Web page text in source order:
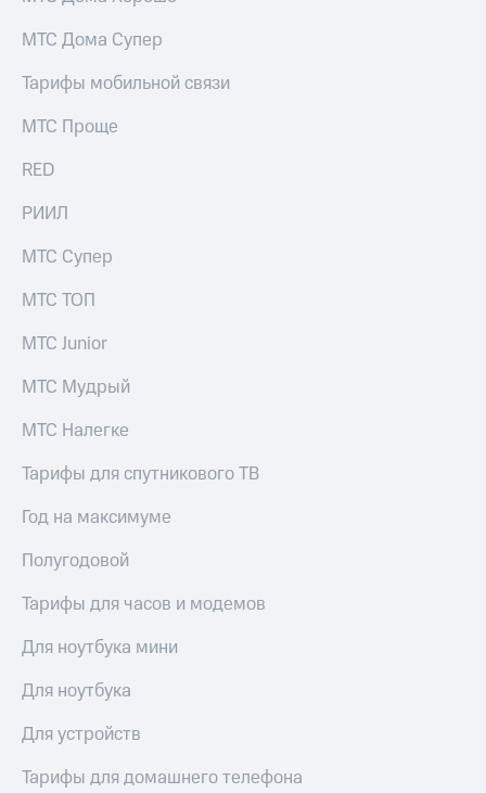
МТС Дома Супер
Тарифы мобильной связи
МТС Проще
RED
РИИЛ
МТС Супер
МТС ТОП
МТС Junior
МТС Мудрый
МТС Налегке
Тарифы для спутникового ТВ
Год на максимуме
Полугодовой
Тарифы для часов и модемов
Для ноутбука мини
Для ноутбука
Для устройств
Тарифы для домашнего телефона